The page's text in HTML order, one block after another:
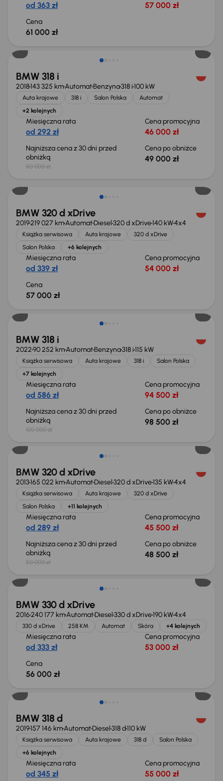
od 363 zł 57 000 zł
Cena
61 000 zł
Taniej o 1 000 zł
BMW 318 i
2018143 325 kmAutomatBenzyna318 i100 kW
Auta krajowe 318 i Salon Polska
Automat
+2 kolejnych
Miesięczna rata
od 292 zł
Cena promocyjna
46 000 zł
Najniższa cena z 30 dni przed
obniżką
50 000 zł
Cena po obniżce
49 000 zł
BMW 320 d xDrive
2019219 027 kmAutomatDiesel320 d xDrive140 kW4x4
Książka serwisowa Auta krajowe
320 d xDrive
Salon Polska
+6 kolejnych
Miesięczna rata
od 339 zł
Cena promocyjna
54 000 zł
Cena
57 000 zł
Taniej o 1 500 zł
BMW 318 i
202290 252 kmAutomatBenzyna318 i115 kW
Książka serwisowa Auta krajowe 318 i
Salon Polska
+7 kolejnych
Miesięczna rata
od 586 zł
Cena promocyjna
94 500 zł
Najniższa cena z 30 dni przed
obniżką
100 000 zł
Cena po obniżce
98 500 zł
Taniej o 1 500 zł
BMW 320 d xDrive
2013165 022 kmAutomatDiesel320 d xDrive135 kW4x4
Książka serwisowa Auta krajowe
320 d xDrive
Salon Polska
+11 kolejnych
Miesięczna rata
od 289 zł
Cena promocyjna
45 500 zł
Najniższa cena z 30 dni przed
obniżką
50 000 zł
Cena po obniżce
48 500 zł
Świeżo skupione
BMW 330 d xDrive
2016240 177 kmAutomatDiesel330 d xDrive190 kW4x4
330 d xDrive 258 KM Automat Skóra +4 kolejnych
Miesięczna rata
od 333 zł
Cena promocyjna
53 000 zł
Cena
56 000 zł
BMW 318 d
2019157 146 kmAutomatDiesel318 d110 kW
Książka serwisowa Auta krajowe 318 d
Salon Polska
+6 kolejnych
Miesięczna rata
od 345 zł
Cena promocyjna
55 000 zł